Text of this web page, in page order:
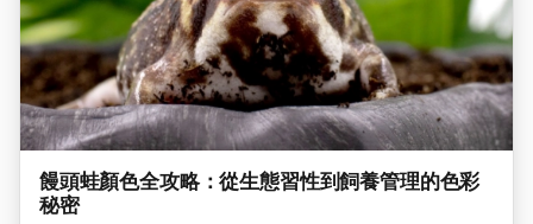
饅頭蛙顏色全攻略：從生態習性到飼養管理的色彩
秘密